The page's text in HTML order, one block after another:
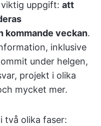
uppgift: att
kommande veckan.
inklusive
under helgen,
projekt i olika
mycket mer.
två olika faser: